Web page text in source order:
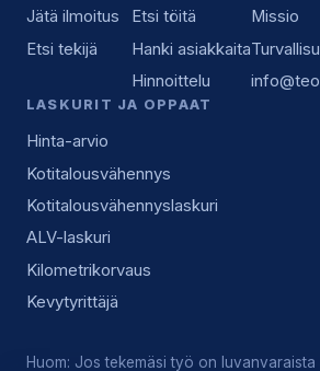
Jätä ilmoitus
Etsi tekijä
Etsi töitä
Hanki asiakkaita
Hinnoittelu
Missio
LASKURIT JA OPPAAT
Hinta-arvio
Kotitalousvähennys
Kotitalousvähennyslaskuri
ALV-laskuri
Kilometrikorvaus
Kevytyrittäjä
Huom: Jos tekemäsi työ on luvanvaraista